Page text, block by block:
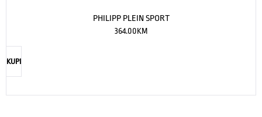
PHILIPP PLEIN SPORT
364.00KM
KUPI